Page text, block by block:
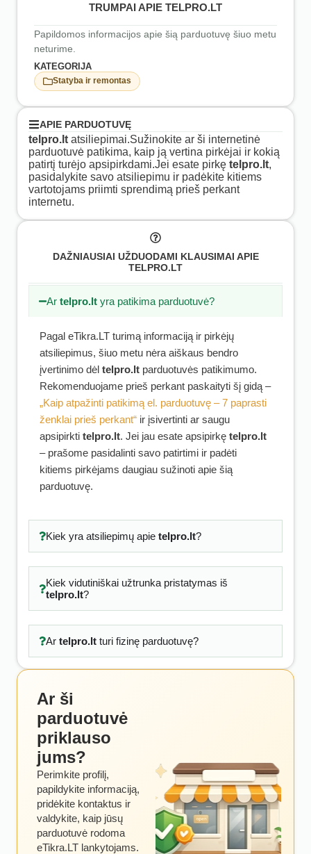
TRUMPAI APIE TELPRO.LT
Papildomos informacijos apie šią parduotuvę šiuo metu
neturime.
KATEGORIJA
Statyba ir remontas
APIE PARDUOTUVĘ
telpro.lt atsiliepimai.Sužinokite ar ši internetinė
parduotuvė patikima, kaip ją vertina pirkėjai ir kokią
patirtį turėjo apsipirkdami.Jei esate pirkę telpro.lt,
pasidalykite savo atsiliepimu ir padėkite kitiems
vartotojams priimti sprendimą prieš perkant
internetu.
DAŽNIAUSIAI UŽDUODAMI KLAUSIMAI APIE
TELPRO.LT
Artelpro.lt yra patikima parduotuvė?
Pagal eTikra.LT turimą informaciją ir pirkėjų
atsiliepimus, šiuo metu nėra aiškaus bendro
įvertinimo dėl telpro.lt parduotuvės patikimumo.
Rekomenduojame prieš perkant paskaityti šį gidą –
„Kaip atpažinti patikimą el. parduotuvę – 7 paprasti
ženklai prieš perkant“ ir įsivertinti ar saugu
apsipirkti telpro.lt. Jei jau esate apsipirkę telpro.lt
– prašome pasidalinti savo patirtimi ir padėti
kitiems pirkėjams daugiau sužinoti apie šią
parduotuvę.
Kiek yra atsiliepimų apie telpro.lt?
Kiek vidutiniškai užtrunka pristatymas iš
telpro.lt?
Ar telpro.ltturi fizinę parduotuvę?
Ar ši
parduotuvė
priklauso
jums?
Perimkite profilį,
papildykite informaciją,
pridėkite kontaktus ir
valdykite, kaip jūsų
parduotuvė rodoma
eTikra.LT lankytojams.